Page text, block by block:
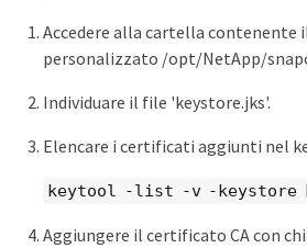
Accedere alla cartella contenente
personalizzato /opt/NetApp/
Individuare il file 'keystore.jks'.
Elencare i certificati aggiunti nel
keytool -list -v -keystore
Aggiungere il certificato CA con